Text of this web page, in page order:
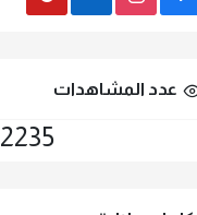
عدد المشاهدات
2235